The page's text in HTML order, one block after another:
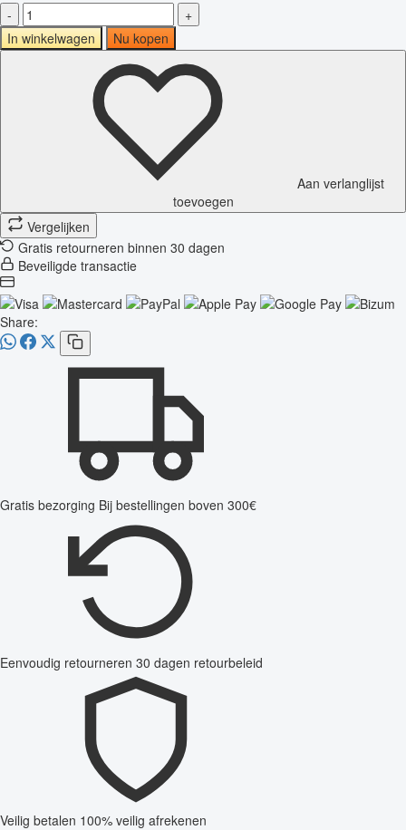
-
+
In winkelwagen
Nu kopen
Aan verlanglijst
toevoegen
Vergelijken
Gratis retourneren binnen 30 dagen
Beveiligde transactie
Share:
Gratis bezorging Bij bestellingen boven 300€
Eenvoudig retourneren 30 dagen retourbeleid
Veilig betalen 100% veilig afrekenen